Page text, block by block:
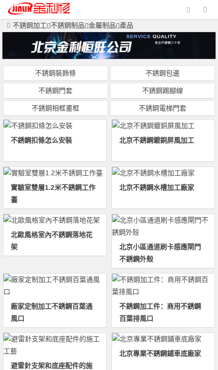
不銹鋼加工 不銹鋼制品 金屬制品 產品
不銹鋼裝飾條 不銹鋼包邊
不銹鋼門套 不銹鋼踢腳線
不銹鋼相框畫框 不銹鋼電梯門套
不銹鋼扣條怎么安裝 北京不銹鋼鍍銅屏風加工
實驗室雙層1.2米不銹鋼工作
臺
北京不銹鋼水槽加工廠家
北歐風格室內不銹鋼落地花
架
北京小區通道刷卡感應閘門
不銹鋼外殼
廠家定制加工不銹鋼百葉通
風口
不銹鋼加工件：商用不銹鋼
百葉排風口
避雷針支架和底座配件的施
北京專業不銹鋼鋪車底廠家